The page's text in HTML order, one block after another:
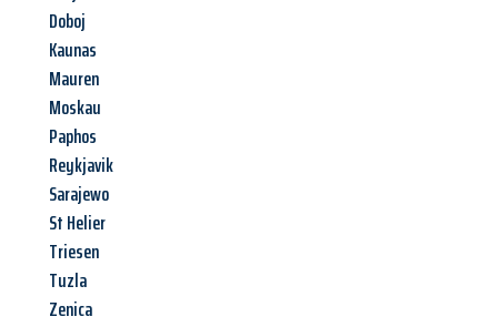
Doboj
Kaunas
Mauren
Moskau
Paphos
Reykjavik
Sarajewo
St Helier
Triesen
Tuzla
Zenica